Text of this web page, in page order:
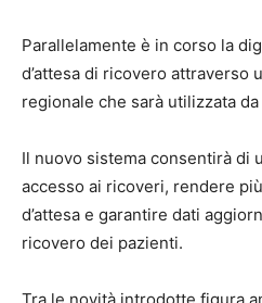
Parallelamente è in corso la
d’attesa di ricovero attraverso
regionale che sarà utilizzata
Il nuovo sistema consentirà di
accesso ai ricoveri, rendere
d’attesa e garantire dati
ricovero dei pazienti.